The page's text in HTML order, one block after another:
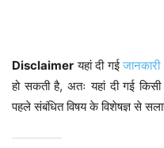
Disclaimer यहां दी गई जानकारी
हो सकती है,अतः यहां दी गई किसी
पहले संबंधित विषय के विशेषज्ञ से